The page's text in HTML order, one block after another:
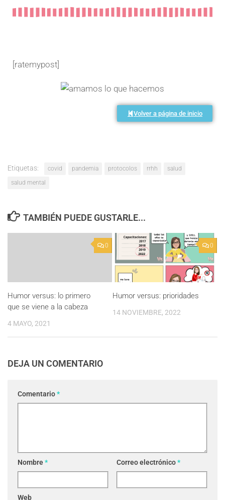
[ratemypost]
Volver a página de inicio
Etiquetas: covid pandemia protocolos rrhh
salud
salud mental
TAMBIÉN PUEDE GUSTARLE...
0
Humor versus: lo primero
que se viene a la cabeza
4 MAYO, 2021
0
Humor versus: prioridades
14 NOVIEMBRE, 2022
DEJA UN COMENTARIO
Comentario*
Nombre* Correo electrónico*
Web